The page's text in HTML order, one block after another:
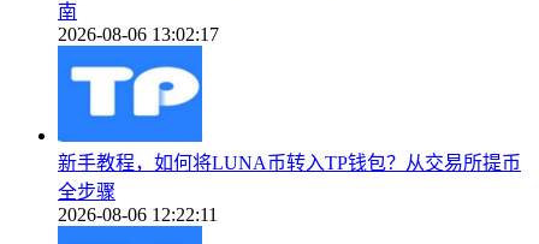
南
2026-08-06 13:02:17
新手教程，如何将LUNA币转入TP钱包？从交易所提币
全步骤
2026-08-06 12:22:11